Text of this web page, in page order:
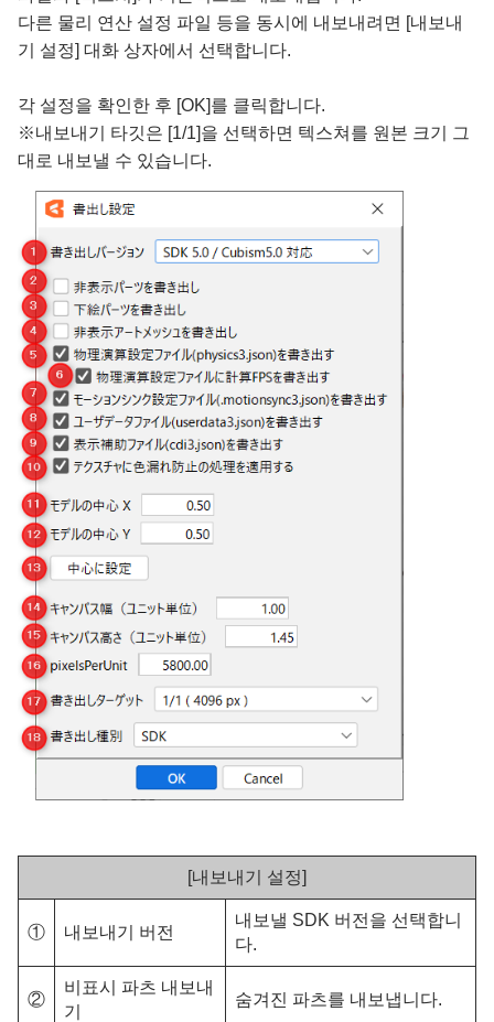
다른 물리 연산 설정 파일 등을 동시에 내보내려면 [내보내
기 설정] 대화 상자에서 선택합니다.
각 설정을 확인한 후 [OK]를 클릭합니다.
※내보내기 타깃은 [1/1]을 선택하면 텍스쳐를 원본 크기 그
대로 내보낼 수 있습니다.
[내보내기 설정]
① 내보내기 버전
내보낼 SDK 버전을 선택합니
다.
②
비표시 파츠 내보내
기
숨겨진 파츠를 내보냅니다.